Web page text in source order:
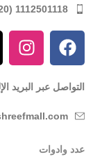
1112501118
التواصل عبر البريد
عدد وادوات